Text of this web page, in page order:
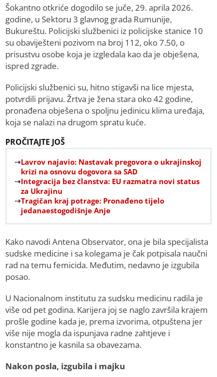
Šokantno otkriće dogodilo se juče, 29. aprila 2026.
godine, u Sektoru 3 glavnog grada Rumunije,
Bukureštu. Policijski službenici iz policijske stanice 10
su obaviješteni pozivom na broj 112, oko 7.50, o
prisustvu osobe koja je izgledala kao da je obješena,
ispred zgrade.
Policijski službenici su, hitno stigavši na lice mjesta,
potvrdili prijavu. Žrtva je žena stara oko 42 godine,
pronađena obješena o spoljnu jedinicu klima uređaja,
koja se nalazi na drugom spratu kuće.
PROČITAJTE JOŠ
Lavrov najavio: Nastavak pregovora o ukrajinskoj
krizi na osnovu dogovora sa SAD
Integracija bez članstva: EU razmatra novi status
za Ukrajinu
Tragičan kraj potrage: Pronađeno tijelo
jedanaestogodišnje Anje
Kako navodi Antena Observator, ona je bila specijalista
sudske medicine i sa kolegama je čak potpisala naučni
rad na temu femicida. Međutim, nedavno je izgubila
posao.
U Nacionalnom institutu za sudsku medicinu radila je
više od pet godina. Karijera joj se naglo završila krajem
prošle godine kada je, prema izvorima, otpuštena jer
više nije mogla da ispunjava radne zahtjeve i
konstantno je kasnila sa obavezama.
Nakon posla, izgubila i majku